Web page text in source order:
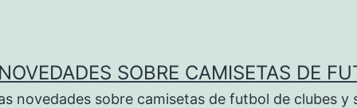
SOBRE CAMISETAS DE
novedades sobre camisetas de futbol de clubes y